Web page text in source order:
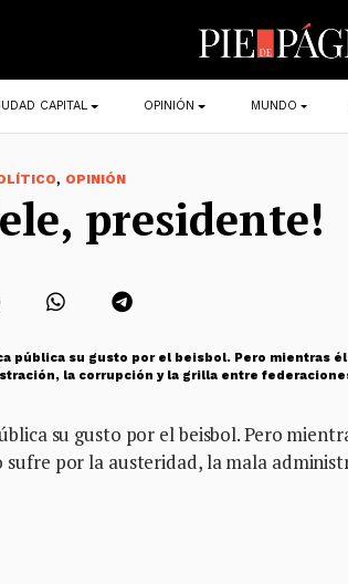
CAPITAL OPINIÓN MUNDO
, OPINIÓN
presidente!
pública su gusto por el beisbol. Pero mientras
la corrupción y la grilla entre
su gusto por el beisbol. Pero
por la austeridad, la mala